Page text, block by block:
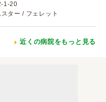
1-20
ター / フェレット
近くの病院をもっと見る